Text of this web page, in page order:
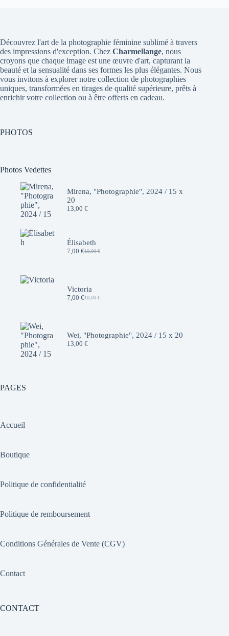
Découvrez l'art de la photographie féminine sublimé à travers
des impressions d'exception. Chez Charmellange, nous
croyons que chaque image est une œuvre d'art, capturant la
beauté et la sensualité dans ses formes les plus élégantes. Nous
vous invitons à explorer notre collection de photographies
uniques, transformées en tirages de qualité supérieure, prêts à
enrichir votre collection ou à être offerts en cadeau.
PHOTOS
Photos Vedettes
Mirena, "Photographie", 2024 / 15 x
20
13,00 €
Élisabeth
10,00€
Le
10,00 €.
7,00 €Le
7,00 €.
Victoria
10,00€
Le
10,00 €.
7,00 €Le
7,00 €.
Wei, "Photographie", 2024 / 15 x 20
13,00 €
PAGES
Accueil
Boutique
Politique de confidentialité
Politique de remboursement
Conditions Générales de Vente (CGV)
Contact
CONTACT